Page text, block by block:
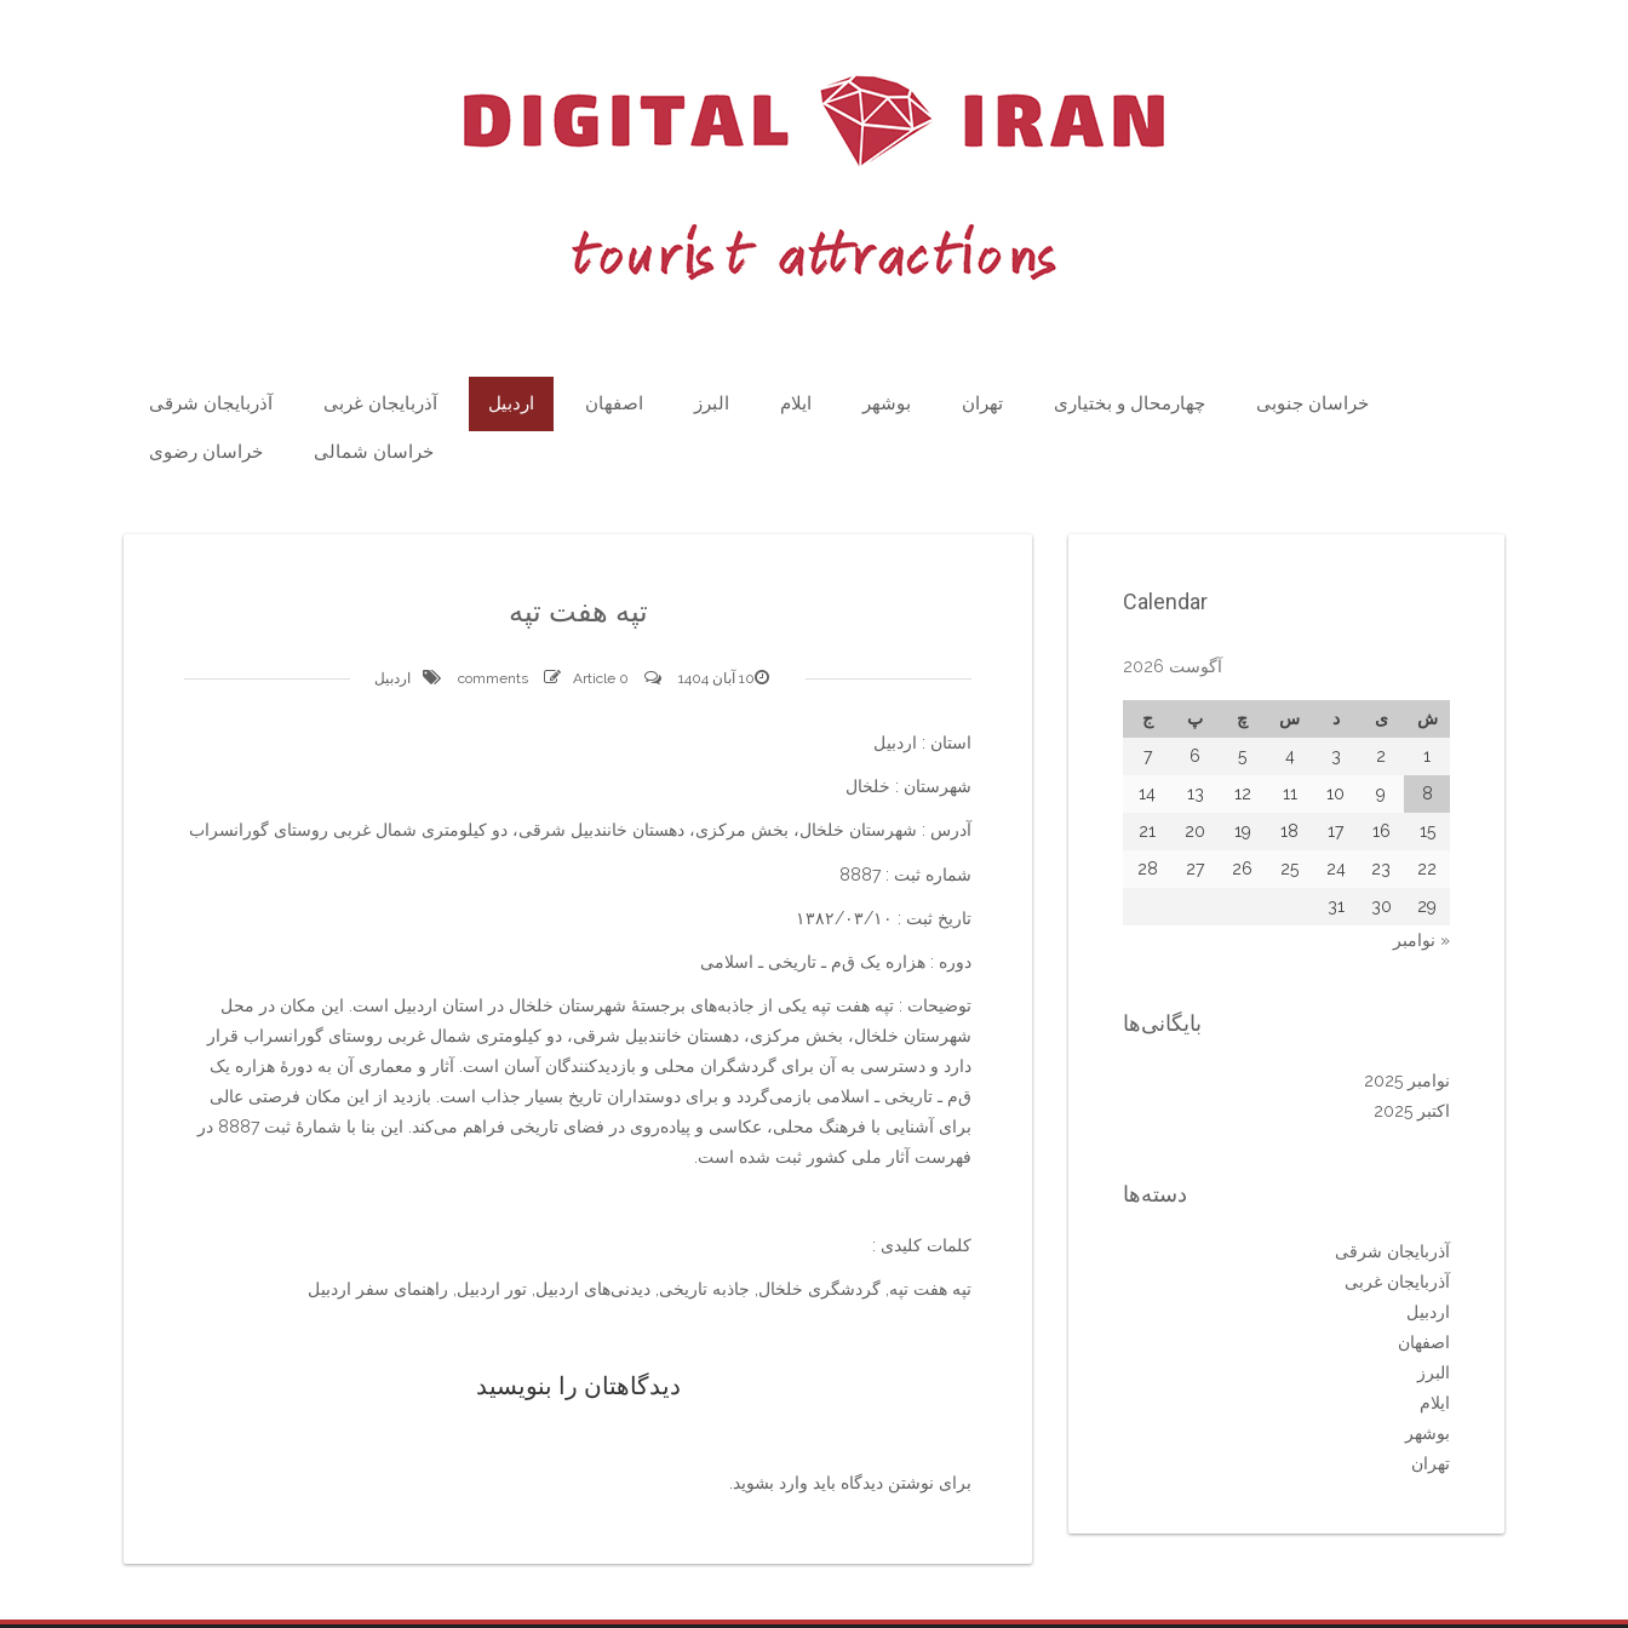
آذربایجان شرقی آذربایجان غربی اردبیل اصفهان البرز ایلام بوشهر تهران چهارمحال و بختیاری خراسان جنوبی
خراسان رضوی خراسان شمالی
تپه هفت تپه
10 آبان 1404 0 comments
Article اردبیل
استان : اردبیل
شهرستان : خلخال
آدرس : شهرستان خلخال، بخش مرکزی، دهستان خانندبیل شرقی، دو کیلومتری شمال غربی روستای گورانسراب
شماره ثبت : 8887
تاریخ ثبت : ۱۳۸۲/۰۳/۱۰
دوره : هزاره یک ق‌م‌ ـ تاریخی ـ اسلامی
توضیحات : تپه هفت تپه یکی از جاذبه‌های برجستهٔ شهرستان خلخال در استان اردبیل است. این مکان در محل
شهرستان خلخال، بخش مرکزی، دهستان خانندبیل شرقی، دو کیلومتری شمال غربی روستای گورانسراب قرار
دارد و دسترسی به آن برای گردشگران محلی و بازدیدکنندگان آسان است. آثار و معماری آن به دورهٔ هزاره یک
ق‌م‌ ـ تاریخی ـ اسلامی بازمی‌گردد و برای دوستداران تاریخ بسیار جذاب است. بازدید از این مکان فرصتی عالی
برای آشنایی با فرهنگ محلی، عکاسی و پیاده‌روی در فضای تاریخی فراهم می‌کند. این بنا با شمارهٔ ثبت 8887 در
فهرست آثار ملی کشور ثبت شده است.
کلمات کلیدی :
تپه هفت تپه, گردشگری خلخال, جاذبه تاریخی, دیدنی‌های اردبیل, تور اردبیل, راهنمای سفر اردبیل
دیدگاهتان را بنویسید
برای نوشتن دیدگاه باید وارد بشوید
Calendar
آگوست 2026
ش ی د س چ پ
ج
1
2
3
4
5
6
7
8
9
10
11
12
13
14
15
16
17
18
19
20
21
22
23
24
25
26
27
28
29
30
31
« نوامبر
بایگانی‌ها
نوامبر 2025
اکتبر 2025
دسته‌ها
آذربایجان شرقی
آذربایجان غربی
اردبیل
اصفهان
البرز
ایلام
بوشهر
تهران